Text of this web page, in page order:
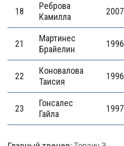
18
Реброва
Камилла
2007
21
Мартинес
Брайелин
1996
22
Коновалова
Таисия
1996
23
Гонсалес
Гайла
1997